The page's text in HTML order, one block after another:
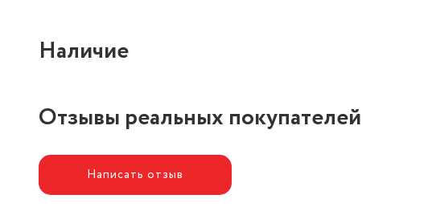
Наличие
Отзывы реальных покупателей
Написать отзыв